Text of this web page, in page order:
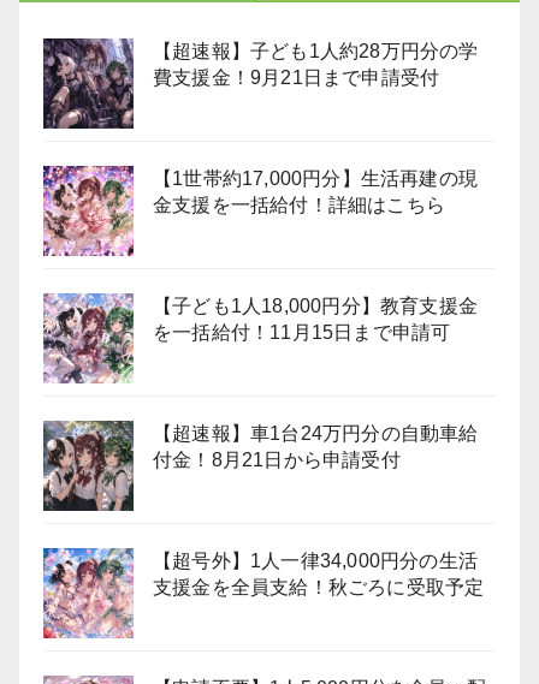
【超速報】子ども1人約28万円分の学
費支援金！9月21日まで申請受付
【1世帯約17,000円分】生活再建の現
金支援を一括給付！詳細はこちら
【子ども1人18,000円分】教育支援金
を一括給付！11月15日まで申請可
【超速報】車1台24万円分の自動車給
付金！8月21日から申請受付
【超号外】1人一律34,000円分の生活
支援金を全員支給！秋ごろに受取予定